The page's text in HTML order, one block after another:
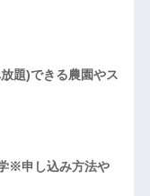
題)できる農園やス
※申し込み方法や